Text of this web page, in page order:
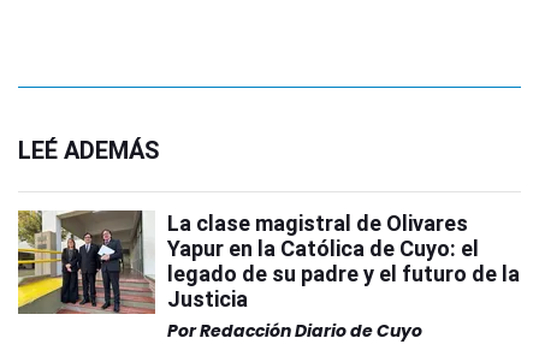
LEÉ ADEMÁS
La clase magistral de Olivares
Yapur en la Católica de Cuyo: el
legado de su padre y el futuro de la
Justicia
PorRedacción Diario de Cuyo